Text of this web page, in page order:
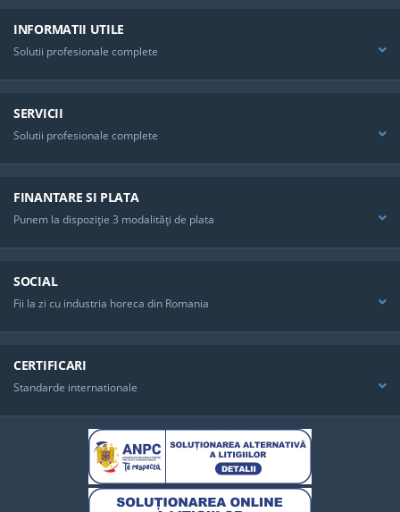
INFORMATII UTILE
Solutii profesionale complete
SERVICII
Solutii profesionale complete
FINANTARE SI PLATA
Punem la dispoziţie 3 modalităţi de plata
SOCIAL
Fii la zi cu industria horeca din Romania
CERTIFICARI
Standarde internationale